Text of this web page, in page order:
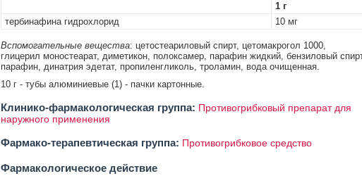
1 г
тербинафина гидрохлорид
10 мг
Вспомогательные вещества: цетостеариловый спирт, цетомакрогол 1000,
глицерил моностеарат, диметикон, полоксамер, парафин жидкий, бензиловый
парафин, динатрия эдетат, пропиленгликоль, троламин, вода очищенная.
10 г - тубы алюминиевые (1) - пачки картонные.
Клинико-фармакологическая группа: Противогрибковый препарат для
наружного применения
Фармако-терапевтическая группа: Противогрибковое средство
Фармакологическое действие